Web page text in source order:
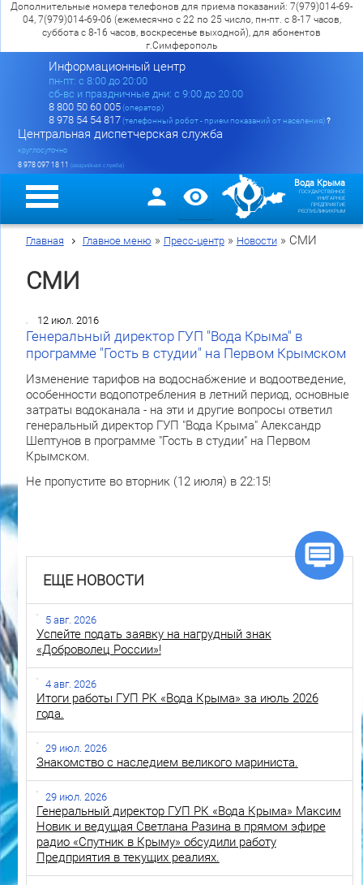
Дополнительные номера телефонов для приема показаний: 7(979)014-69-
04, 7(979)014-69-06 (ежемесячно с 22 по 25 число, пн-пт. с 8-17 часов,
суббота с 8-16 часов, воскресенье выходной), для абонентов
г.Симферополь
Информационный центр
пн-пт: c 8:00 до 20:00
сб-вс и праздничные дни: с 9:00 до 20:00
8 800 50 60 005(оператор)
8 978 54 54 817(телефонный робот - прием показаний от населения)?
Центральная диспетчерская служба
круглосуточно
8 978 097 18 11 (аварийная служба)
Вода Крыма
ГОСУДАРСТВЕННОЕ
УНИТАРНОЕ
ПРЕДПРИЯТИЕ
РЕСПУБЛИКИ КРЫМ
Главная Главное меню » Пресс-центр» Новости» СМИ
СМИ
12 июл. 2016
Генеральный директор ГУП "Вода Крыма" в
программе "Гость в студии" на Первом Крымском
Изменение тарифов на водоснабжение и водоотведение,
особенности водопотребления в летний период, основные
затраты водоканала - на эти и другие вопросы ответил
генеральный директор ГУП "Вода Крыма" Александр
Шептунов в программе "Гость в студии" на Первом
Крымском.
Не пропустите во вторник (12 июля) в 22:15!
ЕЩЕ НОВОСТИ
5 авг. 2026
Успейте подать заявку на нагрудный знак
«Доброволец России»!
4 авг. 2026
Итоги работы ГУП РК «Вода Крыма» за июль 2026
года.
29 июл. 2026
Знакомство с наследием великого мариниста.
29 июл. 2026
Генеральный директор ГУП РК «Вода Крыма» Максим
Новик и ведущая Светлана Разина в прямом эфире
радио «Спутник в Крыму» обсудили работу
Предприятия в текущих реалиях.